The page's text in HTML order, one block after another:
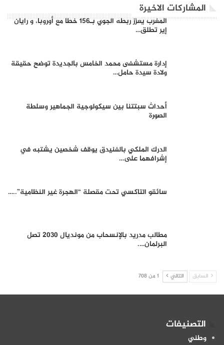
المشاركات الاخيرة
المغرب يعزز ربطه الجوي بـ156 خطا مع أوروبا، و رايان
إير تطلق…
إدارة مستشفى محمد الخامس بالجديدة توضح حقيقة
ولادة سيدة حامل…
أحداث سبتتنا بين سيكولوجية الجماهير وسلطة
الصورة
الدرك الملكي بالفنيدق يوقف شخصين يشتبه في
إشرافهما على…
سائقو التاكسي تحت مقصلة “الهجرة غير النظامية”..…
مطالب مدريد بالإنسحاب من مونديال 2030 تصل
البرلمان….
السابق التالي 1 من 708
التصنيفات
وطني